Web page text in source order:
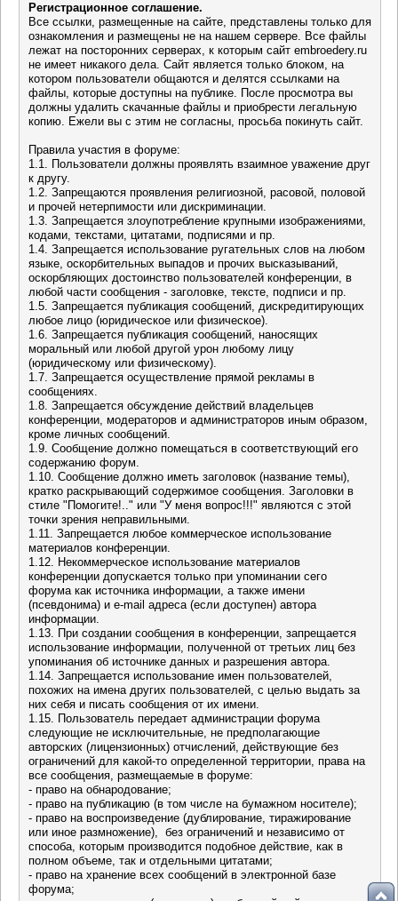
Регистрационное соглашение.
Все ссылки, размещенные на сайте, представлены только для
ознакомления и размещены не на нашем сервере. Все файлы
лежат на посторонних серверах, к которым сайт embroedery.ru
не имеет никакого дела. Сайт является только блоком, на
котором пользователи общаются и делятся ссылками на
файлы, которые доступны на публике. После просмотра вы
должны удалить скачанные файлы и приобрести легальную
копию. Ежели вы с этим не согласны, просьба покинуть сайт.
Правила участия в форуме:
1.1. Пользователи должны проявлять взаимное уважение друг
к другу.
1.2. Запрещаются проявления религиозной, расовой, половой
и прочей нетерпимости или дискриминации.
1.3. Запрещается злоупотребление крупными изображениями,
кодами, текстами, цитатами, подписями и пр.
1.4. Запрещается использование ругательных слов на любом
языке, оскорбительных выпадов и прочих высказываний,
оскорбляющих достоинство пользователей конференции, в
любой части сообщения - заголовке, тексте, подписи и пр.
1.5. Запрещается публикация сообщений, дискредитирующих
любое лицо (юридическое или физическое).
1.6. Запрещается публикация сообщений, наносящих
моральный или любой другой урон любому лицу
(юридическому или физическому).
1.7. Запрещается осуществление прямой рекламы в
сообщениях.
1.8. Запрещается обсуждение действий владельцев
конференции, модераторов и администраторов иным образом,
кроме личных сообщений.
1.9. Сообщение должно помещаться в соответствующий его
содержанию форум.
1.10. Сообщение должно иметь заголовок (название темы),
кратко раскрывающий содержимое сообщения. Заголовки в
стиле "Помогите!.." или "У меня вопрос!!!" являются с этой
точки зрения неправильными.
1.11. Запрещается любое коммерческое использование
материалов конференции.
1.12. Некоммерческое использование материалов
конференции допускается только при упоминании сего
форума как источника информации, а также имени
(псевдонима) и e-mail адреса (если доступен) автора
информации.
1.13. При создании сообщения в конференции, запрещается
использование информации, полученной от третьих лиц без
упоминания об источнике данных и разрешения автора.
1.14. Запрещается использование имен пользователей,
похожих на имена других пользователей, с целью выдать за
них себя и писать сообщения от их имени.
1.15. Пользователь передает администрации форума
следующие не исключительные, не предполагающие
авторских (лицензионных) отчислений, действующие без
ограничений для какой-то определенной территории, права на
все сообщения, размещаемые в форуме:
- право на обнародование;
- право на публикацию (в том числе на бумажном носителе);
- право на воспроизведение (дублирование, тиражирование
или иное размножение), без ограничений и независимо от
способа, которым производится подобное действие, как в
полном объеме, так и отдельными цитатами;
- право на хранение всех сообщений в электронной базе
форума;